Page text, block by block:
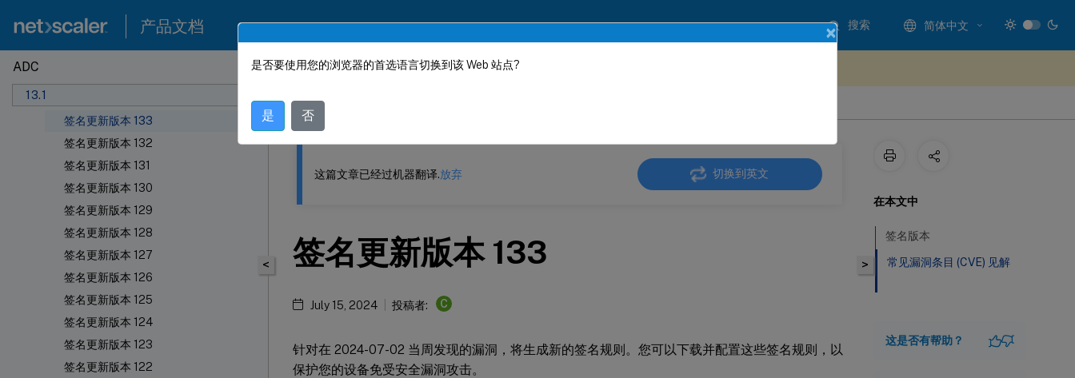
产品文档 搜索 简体中文
ADC
13.1
签名更新版本 133
签名更新版本 132
签名更新版本 131
签名更新版本 130
签名更新版本 129
签名更新版本 128
签名更新版本 127
签名更新版本 126
签名更新版本 125
签名更新版本 124
签名更新版本 123
签名更新版本 122
此内容已经过机器动态翻译。
<
这篇文章已经过机器翻译.放弃 切换到英文
签名更新版本 133
July 15, 2024 投稿者: C
针对在 2024-07-02 当周发现的漏洞，将生成新的签名规则。您可以下载并配置这些签名规则，以
保护您的设备免受安全漏洞攻击。
>
在本文中
签名版本
常见漏洞条目 (CVE) 见解
这是否有帮助？
×
是否要使用您的浏览器的首选语言切换到该 Web 站点?
是 否